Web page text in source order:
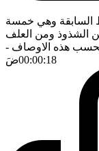
السابقة وهي خمسة
الشذوذ ومن العلف
بحسب هذه الاوصاف -
00:00:18ضَ